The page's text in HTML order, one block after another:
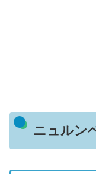
ニュルン